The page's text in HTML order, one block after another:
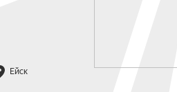
Ейск